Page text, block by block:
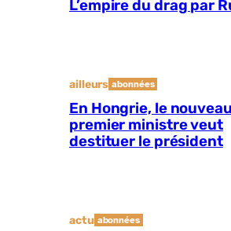
L’empire du drag par
ailleurs abonnées
En Hongrie, le nouveau
premier ministre veut
destituer le président
actu abonnées